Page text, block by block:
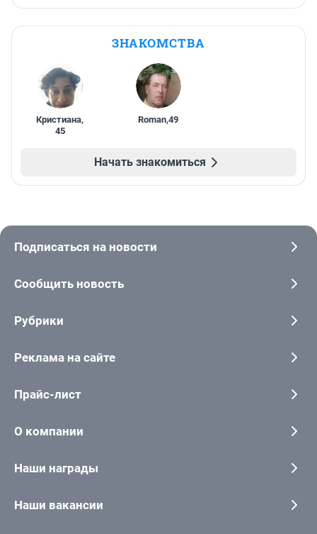
ЗНАКОМСТВА
Кристиана,
45
Roman,49
Начать знакомиться
Подписаться на новости
Сообщить новость
Рубрики
Реклама на сайте
Прайс-лист
О компании
Наши награды
Наши вакансии